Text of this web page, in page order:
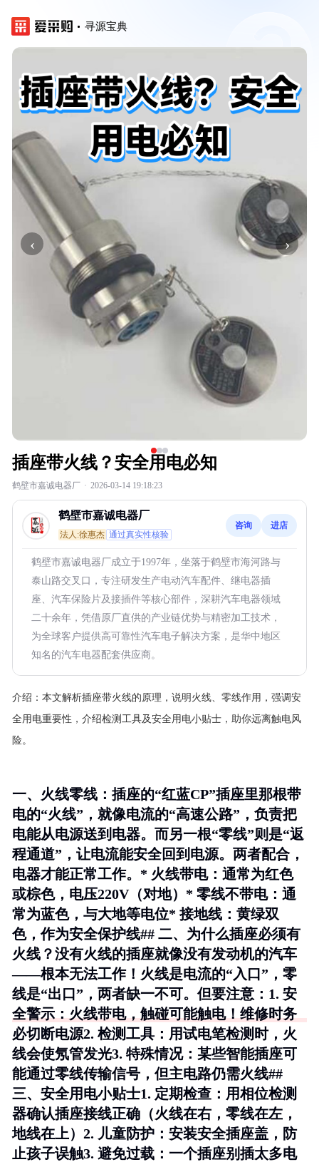
寻源宝典
‹ ›
插座带火线？安全用电必知
鹤壁市嘉诚电器厂 · 2026-03-14 19:18:23
鹤壁市嘉诚电器厂
法人:徐惠杰 通过真实性核验
咨询 进店
鹤壁市嘉诚电器厂成立于1997年，坐落于鹤壁市海河路与
泰山路交叉口，专注研发生产电动汽车配件、继电器插
座、汽车保险片及接插件等核心部件，深耕汽车电器领域
二十余年，凭借原厂直供的产业链优势与精密加工技术，
为全球客户提供高可靠性汽车电子解决方案，是华中地区
知名的汽车电器配套供应商。
介绍： 本文解析插座带火线的原理，说明火线、零线作用，强调安
全用电重要性，介绍检测工具及安全用电小贴士，助你远离触电风
险。
一、火线零线：插座的“红蓝CP”插座里那根带
电的“火线”，就像电流的“高速公路”，负责把
电能从电源送到电器。而另一根“零线”则是“返
程通道”，让电流能安全回到电源。两者配合，
电器才能正常工作。* 火线带电：通常为红色
或棕色，电压220V（对地）* 零线不带电：通
常为蓝色，与大地等电位* 接地线 ：黄绿双
色，作为安全保护线## 二、为什么插座必须有
火线？没有火线的插座就像没有发动机的汽车
——根本无法工作！火线是电流的“入口”，零
线是“出口”，两者缺一不可。但要注意：1. 安
全警示 ：火线带电，触碰可能触电！维修时务
必切断电源2. 检测工具 ：用试电笔检测时，火
线会使氖管发光3. 特殊情况：某些智能插座可
能通过零线传输信号，但主电路仍需火线##
三、安全用电小贴士1. 定期检查 ：用相位检测
器确认插座接线正确（火线在右，零线在左，
地线在上）2. 儿童防护 ：安装安全插座盖，防
止孩子误触3. 避免过载 ：一个插座别插太多电